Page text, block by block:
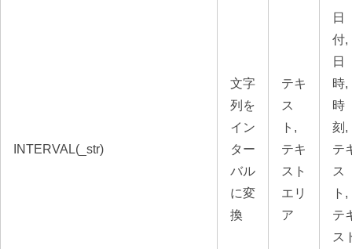
INTERVAL(_str)
文字
列を
イン
ター
バル
に変
換
テキ
ス
ト,
テキ
スト
エリ
ア
日
付,
日
時,
時
刻,
テ
ス
ト,
テ
ス